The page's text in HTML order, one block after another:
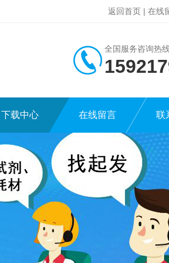
返回首页 | 在线
全国服务咨询热
下载中心 在线留言 联